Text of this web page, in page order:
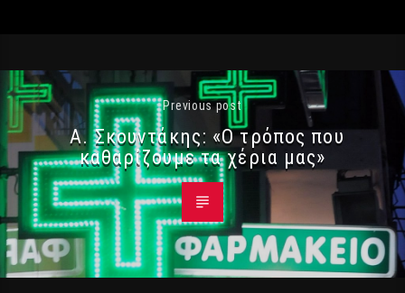
Previous post
Α. Σκουντάκης: «Ο τρόπος που
καθαρίζουμε τα χέρια μας»